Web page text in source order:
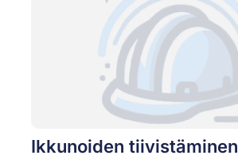
Ikkunoiden tiivistäminen